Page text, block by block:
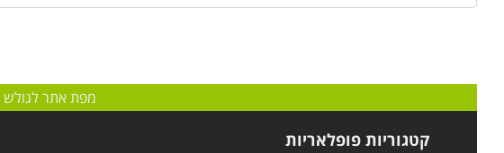
מפת אתר לגולש
קטגוריות פופלאריות